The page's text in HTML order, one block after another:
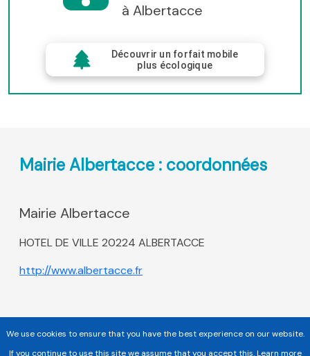
à Albertacce
Découvrir un forfait mobile
plus écologique
Mairie Albertacce : coordonnées
Mairie Albertacce
HOTEL DE VILLE 20224 ALBERTACCE
http://www.albertacce.fr
We use cookies to ensure that you have the best experience on our website.
If you continue to use this site we assume that you accept this.Learn more